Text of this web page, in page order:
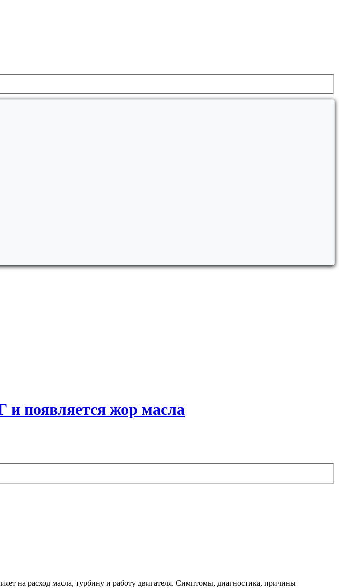
и появляется жор масла
на расход масла, турбину и работу двигателя. Симптомы, диагностика, причины